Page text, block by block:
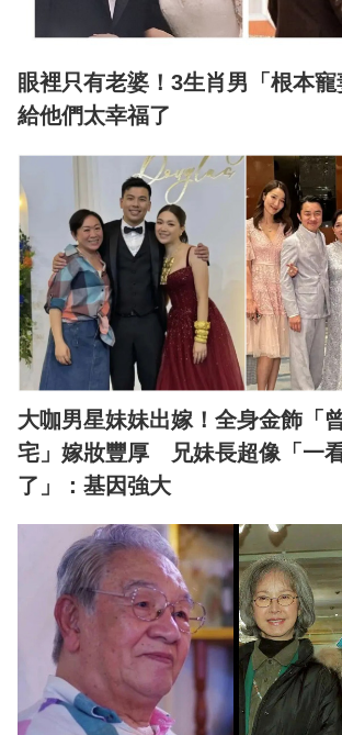
眼裡只有老婆！3生肖男「根本
給他們太幸福了
大咖男星妹妹出嫁！全身金飾「
宅」嫁妝豐厚 兄妹長超像「一
了」：基因強大